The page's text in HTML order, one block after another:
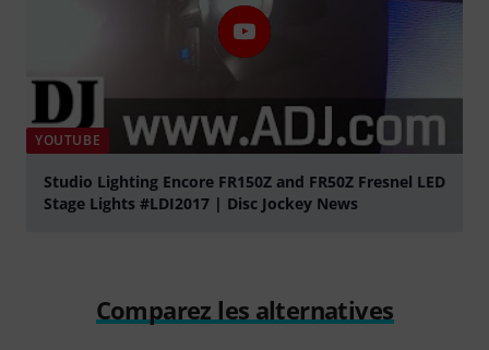
YOUTUBE
Studio Lighting Encore FR150Z and FR50Z Fresnel LED
Stage Lights #LDI2017 | Disc Jockey News
Comparez les alternatives